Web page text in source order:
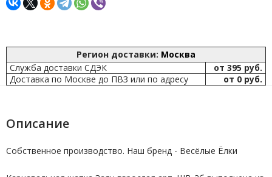
Регион доставки: Москва
Служба доставки СДЭК
от 395 руб.
Доставка по Москве до ПВЗ или по адресу
от 0 руб.
Описание
Собственное производство. Наш бренд - Весёлые Ёлки